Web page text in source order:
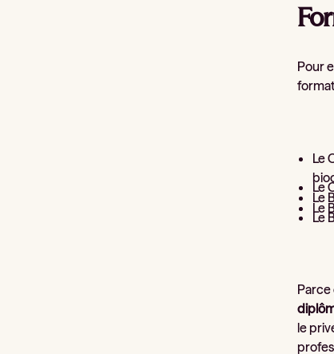
Pour
Le
Le
Le
Le
Le
Parce
le